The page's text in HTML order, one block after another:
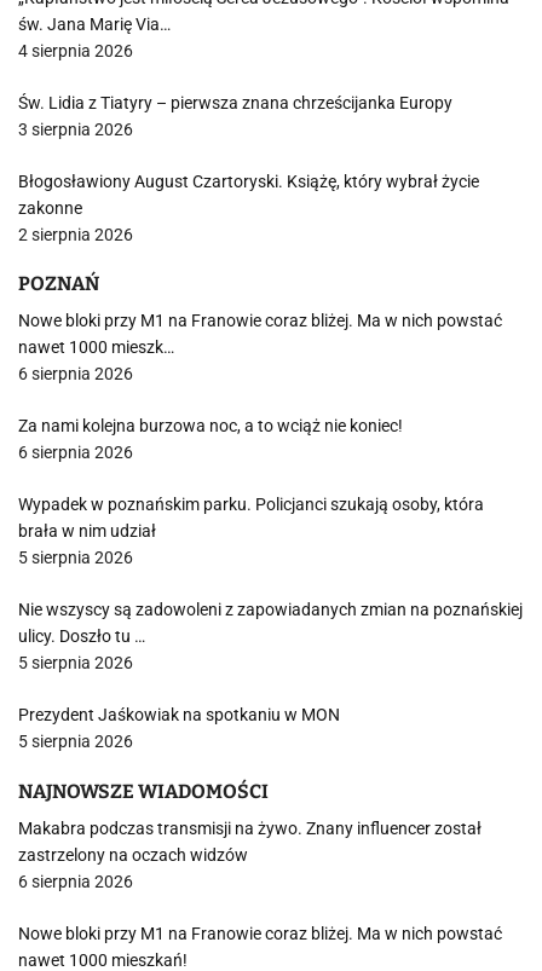
św. Jana Marię Via…
4 sierpnia 2026
Św. Lidia z Tiatyry – pierwsza znana chrześcijanka Europy
3 sierpnia 2026
Błogosławiony August Czartoryski. Książę, który wybrał życie
zakonne
2 sierpnia 2026
POZNAŃ
Nowe bloki przy M1 na Franowie coraz bliżej. Ma w nich powstać
nawet 1000 mieszk…
6 sierpnia 2026
Za nami kolejna burzowa noc, a to wciąż nie koniec!
6 sierpnia 2026
Wypadek w poznańskim parku. Policjanci szukają osoby, która
brała w nim udział
5 sierpnia 2026
Nie wszyscy są zadowoleni z zapowiadanych zmian na poznańskiej
ulicy. Doszło tu …
5 sierpnia 2026
Prezydent Jaśkowiak na spotkaniu w MON
5 sierpnia 2026
NAJNOWSZE WIADOMOŚCI
Makabra podczas transmisji na żywo. Znany influencer został
zastrzelony na oczach widzów
6 sierpnia 2026
Nowe bloki przy M1 na Franowie coraz bliżej. Ma w nich powstać
nawet 1000 mieszkań!